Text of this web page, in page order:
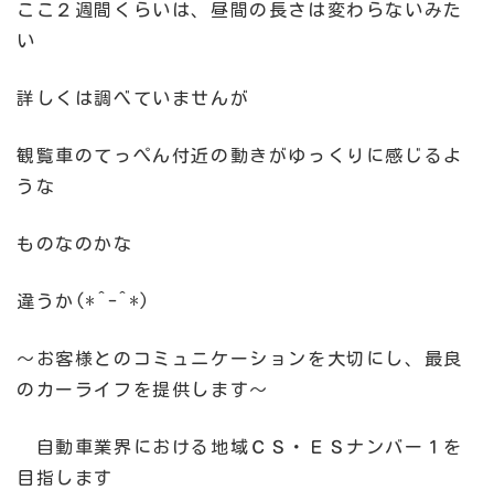
ここ２週間くらいは、昼間の長さは変わらないみた
い
詳しくは調べていませんが
観覧車のてっぺん付近の動きがゆっくりに感じるよ
うな
ものなのかな
違うか(*^-^*)
～お客様とのコミュニケーションを大切にし、最良
のカーライフを提供します～
自動車業界における地域ＣＳ・ＥＳナンバー１を
目指します